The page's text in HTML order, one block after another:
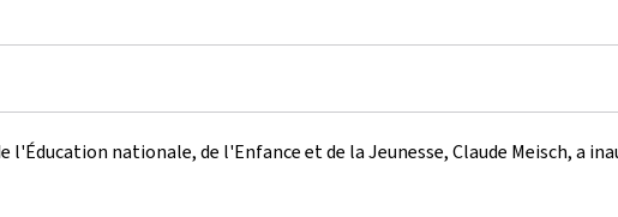
l'Éducation nationale, de l'Enfance et de la Jeunesse, Claude Meisch,